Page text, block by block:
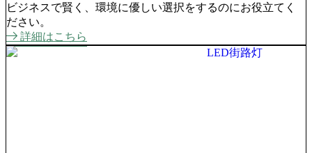
ビジネスで賢く、環境に優しい選択をするのにお役立てく
ださい。
詳細はこちら